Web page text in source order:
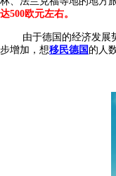
达500欧元左右。
由于德国的经济发展势
步增加，想移民德国 的人